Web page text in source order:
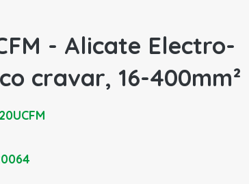
- Alicate Electro-
cravar, 16-400mm²